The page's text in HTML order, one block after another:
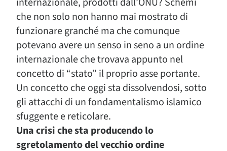
che non solo non hanno mai mostrato di
funzionare granché ma che comunque
potevano avere un senso in seno a un ordine
internazionale che trovava appunto nel
concetto di “stato” il proprio asse portante.
Un concetto che oggi sta dissolvendosi, sotto
gli attacchi di un fondamentalismo islamico
sfuggente e reticolare.
Una crisi che sta producendo lo
sgretolamento del vecchio ordine